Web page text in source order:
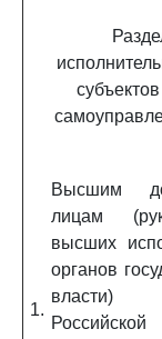
1.
Высшим
лицам
высших
органов
власти)